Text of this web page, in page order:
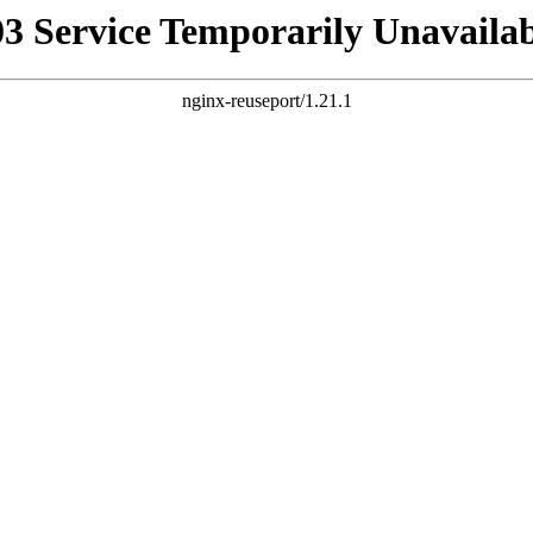
Service Temporarily
nginx-reuseport/1.21.1